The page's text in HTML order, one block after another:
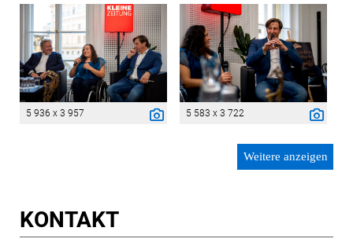
5 936 x 3 957 5 583 x 3 722
Weitere anzeigen
KONTAKT